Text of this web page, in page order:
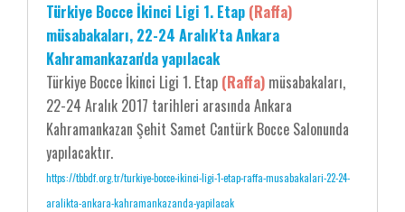
Türkiye Bocce İkinci Ligi 1. Etap (Raffa)
müsabakaları, 22-24 Aralık'ta Ankara
Kahramankazan'da yapılacak
Türkiye Bocce İkinci Ligi 1. Etap (Raffa) müsabakaları,
22-24 Aralık 2017 tarihleri arasında Ankara
Kahramankazan Şehit Samet Cantürk Bocce Salonunda
yapılacaktır.
https://tbbdf.org.tr/turkiye-bocce-ikinci-ligi-1-etap-raffa-musabakalari-22-24-
aralikta-ankara-kahramankazanda-yapilacak